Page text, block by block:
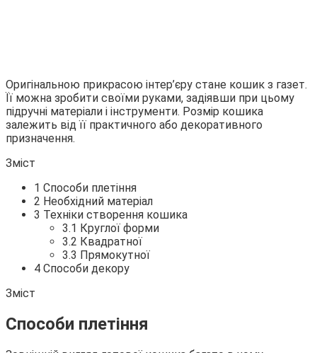
Оригінальною прикрасою інтер’єру стане кошик з газет.
Її можна зробити своїми руками, задіявши при цьому
підручні матеріали і інструменти. Розмір кошика
залежить від її практичного або декоративного
призначення.
Зміст
1 Способи плетіння
2 Необхідний матеріал
3 Техніки створення кошика
3.1 Круглої форми
3.2 Квадратної
3.3 Прямокутної
4 Способи декору
Зміст
Способи плетіння